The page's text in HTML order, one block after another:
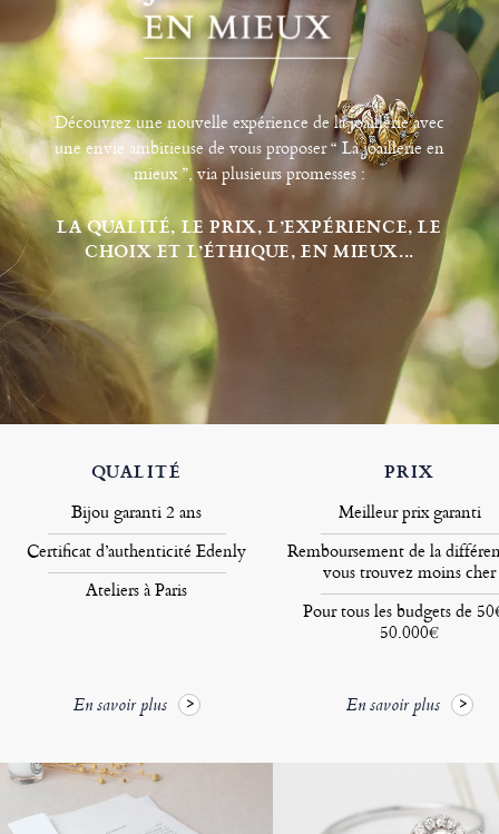
Découvrez une nouvelle expérience de la joaillerie avec
une envie ambitieuse de vous proposer “ La joaillerie en
mieux ”, via plusieurs promesses :
LA QUALITÉ, LE PRIX, L’EXPÉRIENCE, LE
CHOIX ET L’ÉTHIQUE, EN MIEUX...
QUALITÉ
Bijou garanti 2 ans
Certificat d’authenticité Edenly
Ateliers à Paris
En savoir plus
PRIX
Meilleur prix garanti
Remboursement de la
vous trouvez moins cher
Pour tous les budgets de
50.000€
En savoir plus